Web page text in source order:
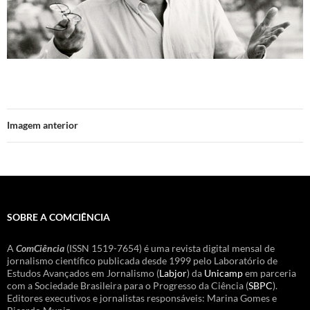
Imagem anterior
SOBRE A COMCIÊNCIA
A ComCiência (ISSN 1519-7654) é uma revista digital mensal de
jornalismo científico publicada desde 1999 pelo Laboratório de
Estudos Avançados em Jornalismo (Labjor) da Unicampem parceria
com a Sociedade Brasileira para o Progresso da Ciência (SBPC).
Editores executivos e jornalistas responsáveis: Marina Gomes e